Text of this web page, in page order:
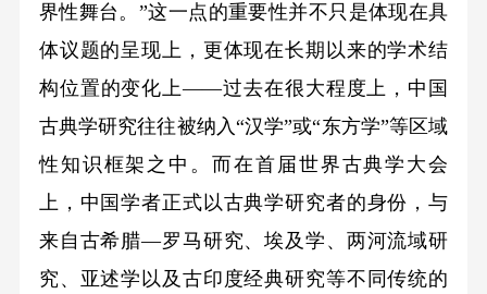
界性舞台。”这一点的重要性并不只是体现在具
体议题的呈现上，更体现在长期以来的学术结
构位置的变化上——过去在很大程度上，中国
古典学研究往往被纳入“汉学”或“东方学”等区域
性知识框架之中。而在首届世界古典学大会
上，中国学者正式以古典学研究者的身份，与
来自古希腊—罗马研究、埃及学、两河流域研
究、亚述学以及古印度经典研究等不同传统的